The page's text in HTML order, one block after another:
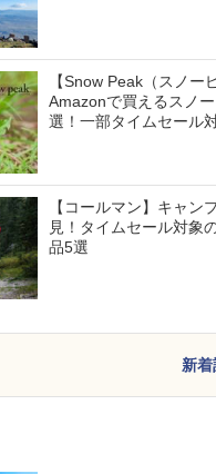
【Snow Peak（スノー
Amazonで買えるスノ
選！一部タイムセール
【コールマン】キャン
見！タイムセール対象
品5選
新